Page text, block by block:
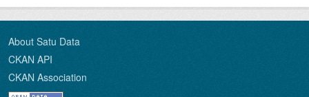
About Satu Data
CKAN API
CKAN Association